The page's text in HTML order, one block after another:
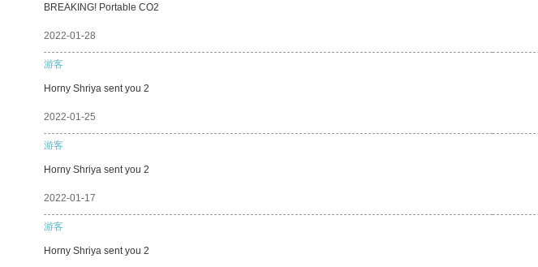
BREAKING! Portable CO2
2022-01-28
游客
Horny Shriya sent you 2
2022-01-25
游客
Horny Shriya sent you 2
2022-01-17
游客
Horny Shriya sent you 2